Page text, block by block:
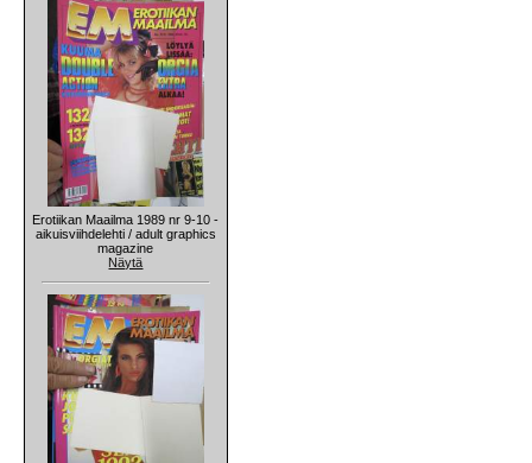
Erotiikan Maailma 1989 nr 9-10 -
aikuisviihdelehti / adult graphics
magazine
Näytä